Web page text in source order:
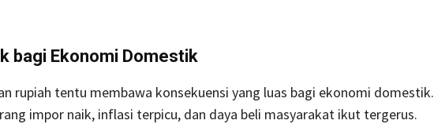
bagi Ekonomi Domestik
rupiah tentu membawa konsekuensi yang luas bagi ekonomi domestik.
impor naik, inflasi terpicu, dan daya beli masyarakat ikut tergerus.